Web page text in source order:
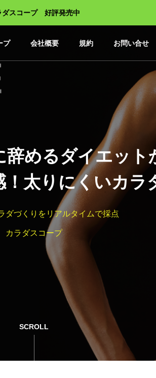
ダスコープ 好評発売中
プ 会社概要 規約 お問い合せ
辞めるダイエット
太りにくいカラ
ダづくりをリアルタイムで採点
カラダスコープ
SCROLL